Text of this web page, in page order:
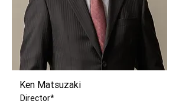
Ken Matsuzaki
Director*